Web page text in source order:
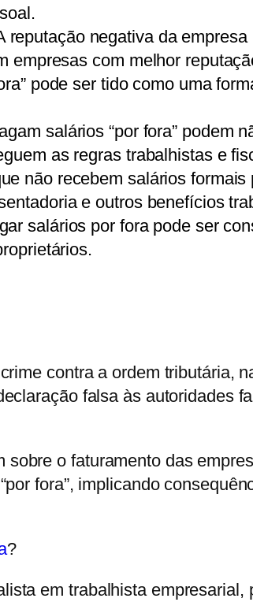
reputação negativa da
empresas com melhor
pode ser tido como uma
salários “por fora” podem
as regras trabalhistas e
não recebem salários
e outros benefícios
salários por fora pode ser
contra a ordem tributária,
falsa às autoridades
o faturamento das
fora”, implicando
?
em trabalhista